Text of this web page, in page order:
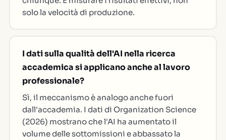
solo la velocità di produzione.
I dati sulla qualità dell'AI nella ricerca
accademica si applicano anche al lavoro
professionale?
Sì, il meccanismo è analogo anche fuori
dall'accademia. I dati di Organization Science
(2026) mostrano che l'AI ha aumentato il
volume delle sottomissioni e abbassato la